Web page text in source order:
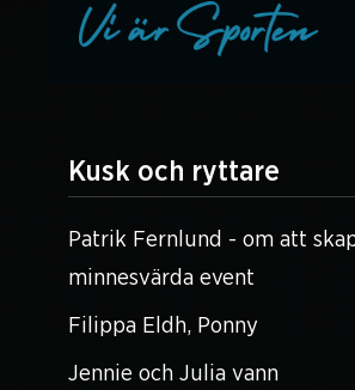
Kusk och ryttare
Patrik Fernlund - om att
minnesvärda event
Filippa Eldh, Ponny
Jennie och Julia vann